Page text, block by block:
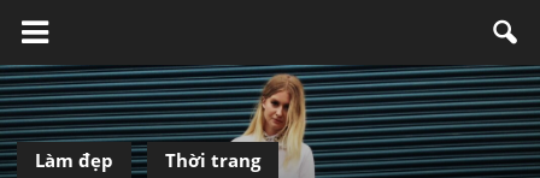
Làm đẹp Thời trang